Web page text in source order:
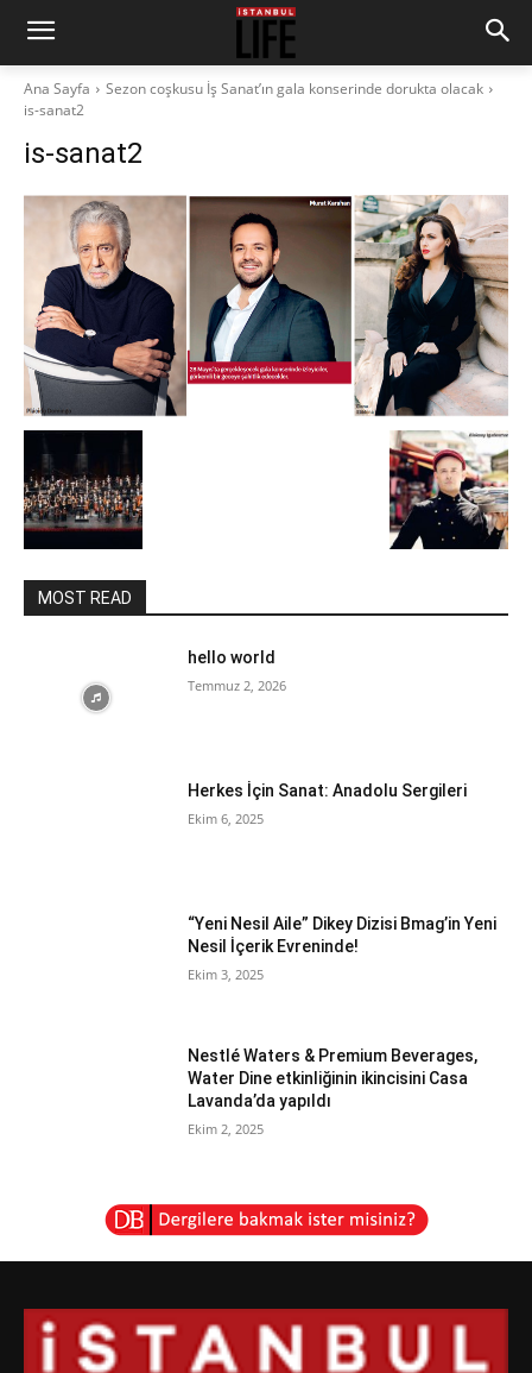
Ana Sayfa
Sezon coşkusu İş Sanat’ın gala konserinde dorukta olacak
is-sanat2
is-sanat2
MOST READ
hello world
Temmuz 2, 2026
Herkes İçin Sanat: Anadolu Sergileri
Ekim 6, 2025
“Yeni Nesil Aile” Dikey Dizisi Bmag’in Yeni
Nesil İçerik Evreninde!
Ekim 3, 2025
Nestlé Waters & Premium Beverages,
Water Dine etkinliğinin ikincisini Casa
Lavanda’da yapıldı
Ekim 2, 2025